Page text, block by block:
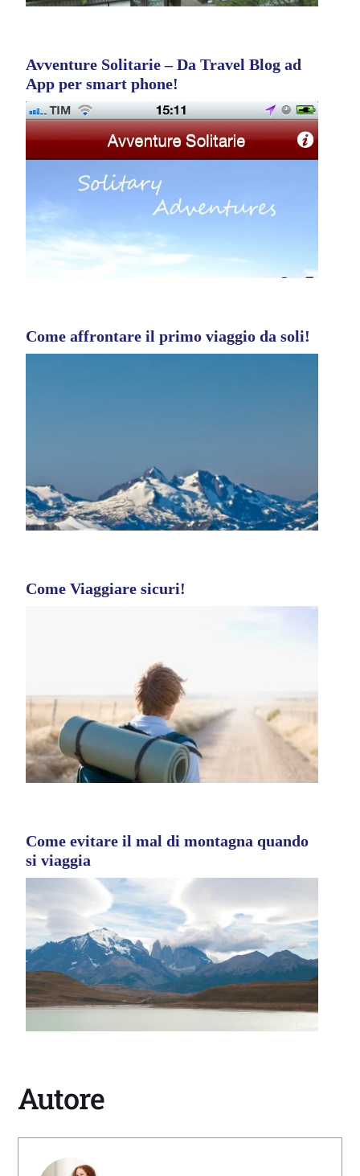
Avventure Solitarie – Da Travel Blog ad
App per smart phone!
Come affrontare il primo viaggio da soli!
Come Viaggiare sicuri!
Come evitare il mal di montagna quando
si viaggia
Autore